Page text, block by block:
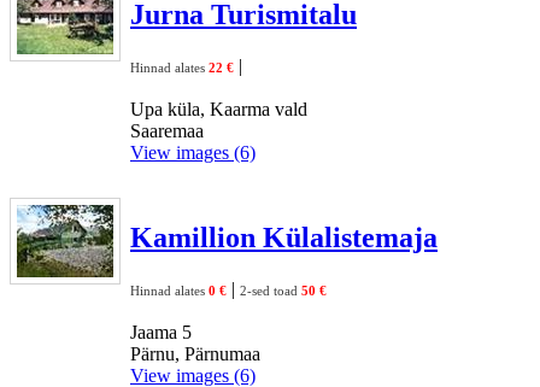
Jurna Turismitalu
Hinnad alates 22 € |
Upa küla, Kaarma vald
Saaremaa
View images (6)
Kamillion Külalistemaja
Hinnad alates 0 € | 2-sed toad 50 €
Jaama 5
Pärnu, Pärnumaa
View images (6)